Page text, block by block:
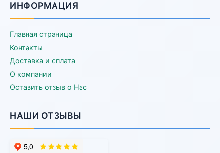
ИНФОРМАЦИЯ
Главная страница
Контакты
Доставка и оплата
О компании
Оставить отзыв о Нас
НАШИ ОТЗЫВЫ